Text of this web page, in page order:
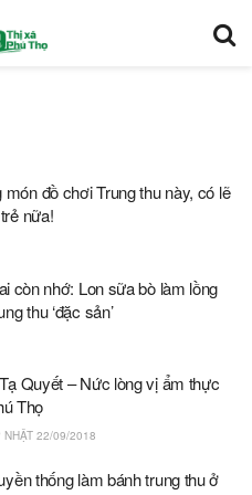
đồ chơi Trung thu này, có lẽ
nữa!
còn nhớ: Lon sữa bò làm lồng
thu ‘đặc sản’
Quyết – Nức lòng vị ẩm thực
Thọ
22/09/2018
thống làm bánh trung thu ở